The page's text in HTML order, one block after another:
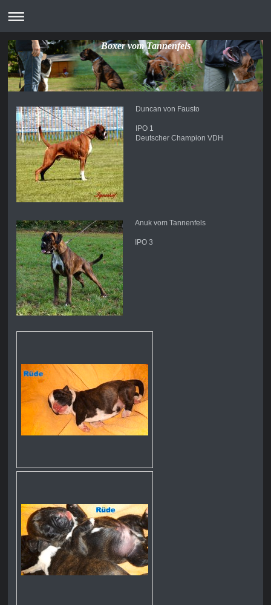
Boxer vom Tannenfels
Duncan von Fausto
IPO 1
Deutscher Champion VDH
Anuk vom Tannenfels
IPO 3